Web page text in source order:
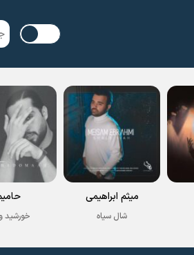
میثم ابراهیمی
شال سیاه خورشید